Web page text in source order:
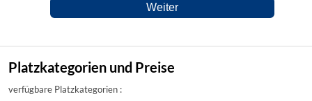
Platzkategorien und Preise
verfügbare Platzkategorien :